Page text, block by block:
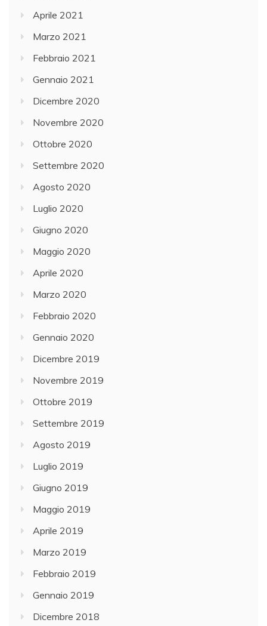
Aprile 2021
Marzo 2021
Febbraio 2021
Gennaio 2021
Dicembre 2020
Novembre 2020
Ottobre 2020
Settembre 2020
Agosto 2020
Luglio 2020
Giugno 2020
Maggio 2020
Aprile 2020
Marzo 2020
Febbraio 2020
Gennaio 2020
Dicembre 2019
Novembre 2019
Ottobre 2019
Settembre 2019
Agosto 2019
Luglio 2019
Giugno 2019
Maggio 2019
Aprile 2019
Marzo 2019
Febbraio 2019
Gennaio 2019
Dicembre 2018